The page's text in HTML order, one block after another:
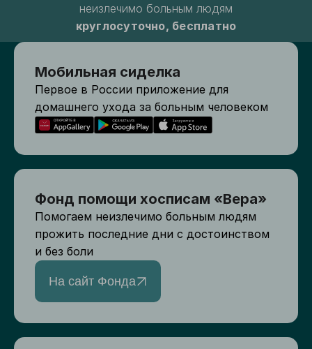
неизлечимо больным людям
круглосуточно, бесплатно
Мобильная сиделка
Первое в России приложение для
домашнего ухода за больным человеком
Фонд помощи хосписам «Вера»
Помогаем неизлечимо больным людям
прожить последние дни с достоинством
и без боли
На сайт Фонда